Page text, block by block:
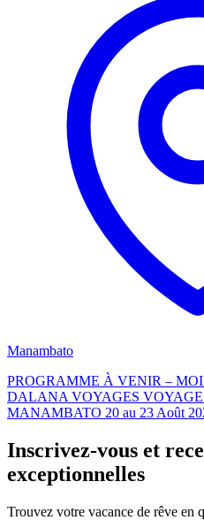
Manambato
PROGRAMME À VENIR –
DALANA VOYAGES
MANAMBATO 20 au 23 Août
Inscrivez-vous et
exceptionnelles
Trouvez votre vacance de rêve en